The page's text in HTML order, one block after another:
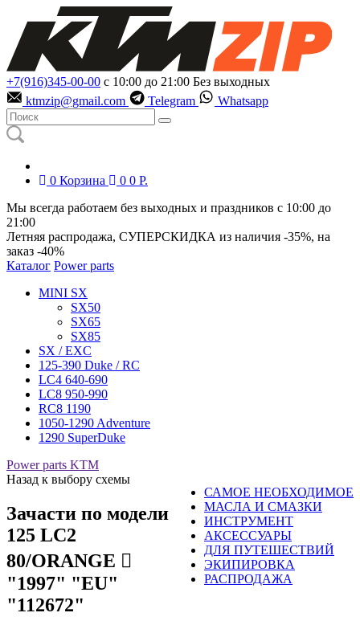
+7(916)345-00-00 с 10:00 до 21:00 Без выходных
ktmzip@gmail.com
Telegram Whatsapp
0 Корзина 0 0 Р.
Мы всегда работаем без выходных и праздников с 10:00 до
21:00
Летняя распродажа, СУПЕРСКИДКА из наличия -35%, на
заказ -40%
Каталог Power parts
MINI SX
SX50
SX65
SX85
SX / EXC
125-390 Duke / RC
LC4 640-690
LC8 950-990
RC8 1190
1050-1290 Adventure
1290 SuperDuke
Power parts KTM
САМОЕ НЕОБХОДИМОЕ
МАСЛА И СМАЗКИ
ИНСТРУМЕНТ
АКСЕССУАРЫ
ДЛЯ ПУТЕШЕСТВИЙ
ЭКИПИРОВКА
РАСПРОДАЖА
Назад к выбору схемы
Зачасти по модели
125 LC2
80/ORANGE 󈧁
"1997" "EU"
"112672"